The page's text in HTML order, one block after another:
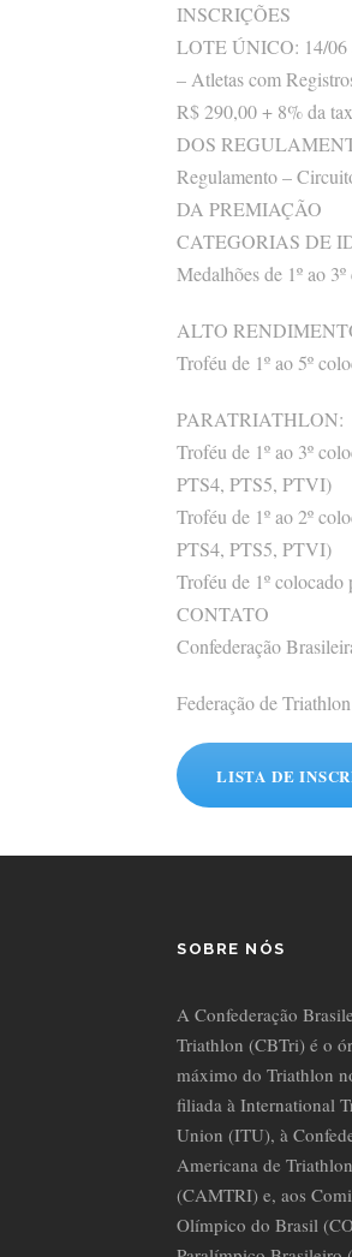
INSCRIÇÕES
LOTE ÚNICO: 14/06
– Atletas com
R$ 290,00 + 8% da
DOS
Regulamento –
DA PREMIAÇÃO
CATEGORIAS DE
Medalhões de 1º ao
ALTO
Troféu de 1º ao 5º
PARATRIATHLON:
Troféu de 1º ao 3º
PTS4, PTS5, PTVI)
Troféu de 1º ao 2º
PTS4, PTS5, PTVI)
Troféu de 1º
CONTATO
Confederação
Federação de
LISTA DE
SOBRE NÓS
A Confederação
Triathlon (CBTri) é o
máximo do Triathlon
filiada à International
Union (ITU), à
Americana de Triathlon
(CAMTRI) e, aos
Olímpico do Brasil